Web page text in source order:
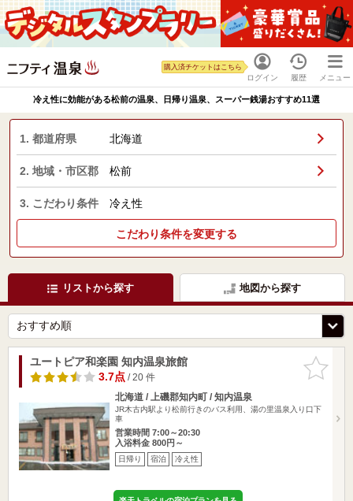
ログイン
購入済チケットはこちら
履歴 メニュー
冷え性に効能がある松前の温泉、日帰り温泉、スーパー銭湯おすすめ11選
1. 都道府県 北海道
2. 地域・市区郡 松前
3. こだわり条件 冷え性
こだわり条件を変更する
リストから探す 地図から探す
お気に入
りに追加
ユートピア和楽園 知内温泉旅館
3.7点/ 20 件
北海道 / 上磯郡知内町 / 知内温泉
JR木古内駅より松前行きのバス利用、湯の里温泉入り口下
車
営業時間 7:00～20:30
入浴料金 800円～
日帰り 宿泊 冷え性